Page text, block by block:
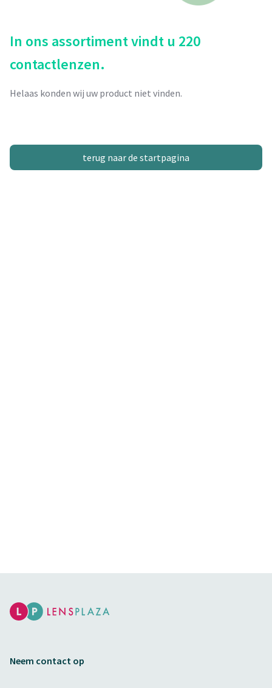
In ons assortiment vindt u 220
contactlenzen.
Helaas konden wij uw product niet vinden.
terug naar de startpagina
Neem contact op